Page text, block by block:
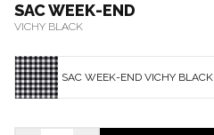
SAC WEEK-END
VICHY BLACK
SAC WEEK-END VICHY BLACK